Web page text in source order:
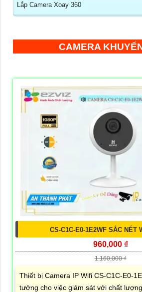
Lắp Camera Xoay 360
CAMERA
CS-C1C-E0-1E2WF SẮC NÉT
960,000 ₫
1,160,000 ₫
Thiết bị Camera IP Wifi CS-C1C-E0-
tưởng cho việc giám sát với chất